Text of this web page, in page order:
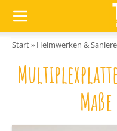
Start» Heimwerken &